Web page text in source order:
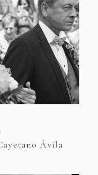
Ávila